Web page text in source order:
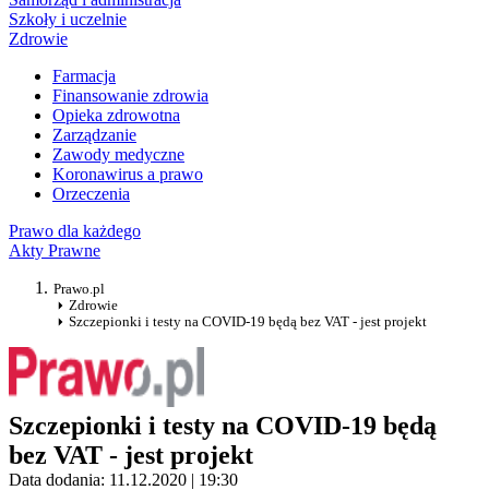
Szkoły i uczelnie
Zdrowie
Farmacja
Finansowanie zdrowia
Opieka zdrowotna
Zarządzanie
Zawody medyczne
Koronawirus a prawo
Orzeczenia
Prawo dla każdego
Akty Prawne
Prawo.pl
Zdrowie
Szczepionki i testy na COVID-19 będą bez VAT - jest projekt
Szczepionki i testy na COVID-19 będą
bez VAT - jest projekt
Data dodania: 11.12.2020 | 19:30